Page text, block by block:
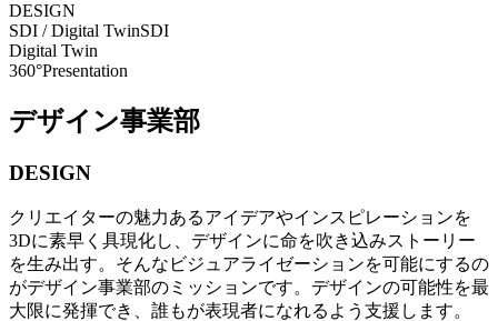
DESIGN
SDI / Digital TwinSDI
Digital Twin
360°Presentation
デザイン事業部
DESIGN
クリエイターの魅力あるアイデアやインスピレーションを
3Dに素早く具現化し、デザインに命を吹き込みストーリー
を生み出す。そんなビジュアライゼーションを可能にするの
がデザイン事業部のミッションです。デザインの可能性を最
大限に発揮でき、誰もが表現者になれるよう支援します。